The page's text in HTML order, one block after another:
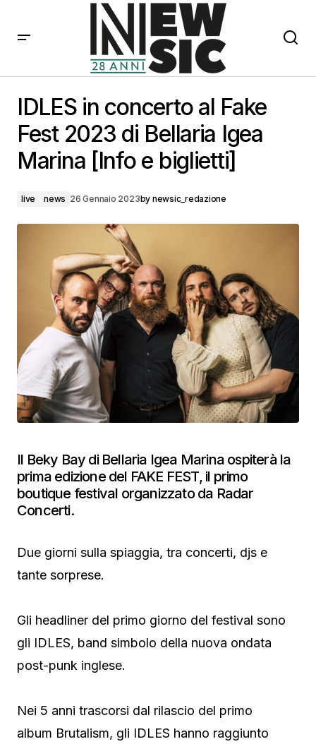
Marina [Info e biglietti]
IDLES in concerto al Fake
Fest 2023 di Bellaria Igea
Marina [Info e biglietti]
live news 26 Gennaio 2023by newsic_redazione
Il Beky Bay di Bellaria Igea Marina ospiterà la
prima edizione del FAKE FEST, il primo
boutique festival organizzato da Radar
Concerti.
Due giorni sulla spiaggia, tra concerti, djs e
tante sorprese.
Gli headliner del primo giorno del festival sono
gli IDLES, band simbolo della nuova ondata
post-punk inglese.
Nei 5 anni trascorsi dal rilascio del primo
album Brutalism, gli IDLES hanno raggiunto